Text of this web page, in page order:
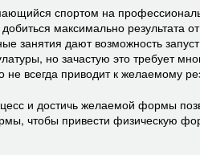
спортом на
максимально результата
занятия дают возможность
но зачастую это требует
не всегда приводит к желаемому
и достичь желаемой формы
чтобы привести физическую